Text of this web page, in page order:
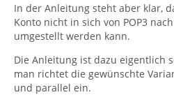
In der Anleitung steht aber klar,
Konto nicht in sich von POP3
umgestellt werden kann.
Die Anleitung ist dazu eigentlich
man richtet die gewünschte
und parallel ein.